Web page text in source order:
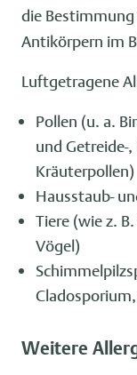
die
Antikörpern im
Luftgetragene
Pollen (u. a.
und Getreide-
Kräuterpollen)
Hausstaub-
Tiere (wie z.
Vögel)
Weitere